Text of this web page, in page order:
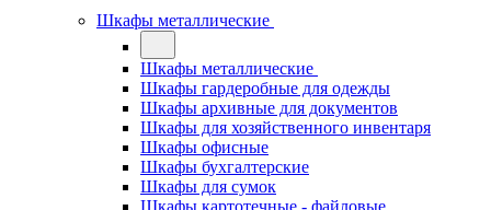
Шкафы металлические
Шкафы металлические
Шкафы гардеробные для одежды
Шкафы архивные для документов
Шкафы для хозяйственного инвентаря
Шкафы офисные
Шкафы бухгалтерские
Шкафы для сумок
Шкафы картотечные - файловые